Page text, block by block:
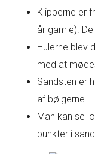
Klipperne er
år gamle).
Hulerne blev
med at
Sandsten er
af bølgerne.
Man kan se
punkter i